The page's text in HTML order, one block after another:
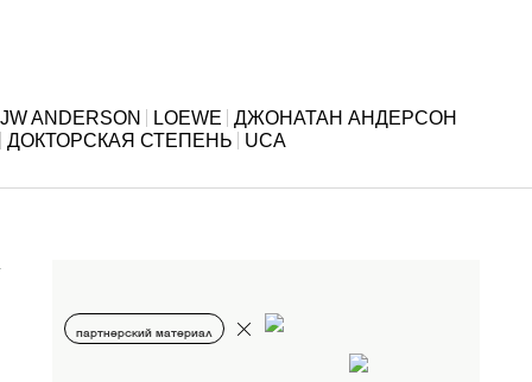
JW ANDERSON LOEWE
ДЖОНАТАН АНДЕРСОН
ДОКТОРСКАЯ СТЕПЕНЬ
UCA
партнерский материал